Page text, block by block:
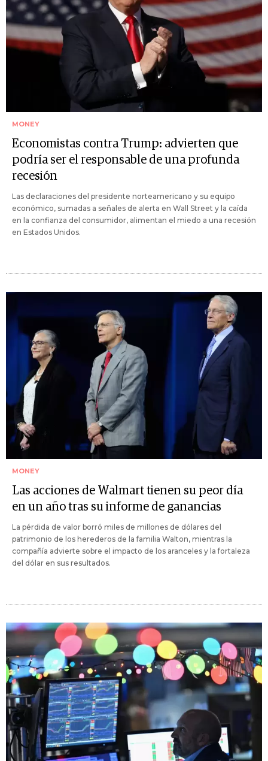
MONEY
Economistas contra Trump: advierten que
podría ser el responsable de una profunda
recesión
Las declaraciones del presidente norteamericano y su equipo
económico, sumadas a señales de alerta en Wall Street y la caída
en la confianza del consumidor, alimentan el miedo a una recesión
en Estados Unidos.
MONEY
Las acciones de Walmart tienen su peor día
en un año tras su informe de ganancias
La pérdida de valor borró miles de millones de dólares del
patrimonio de los herederos de la familia Walton, mientras la
compañía advierte sobre el impacto de los aranceles y la fortaleza
del dólar en sus resultados.